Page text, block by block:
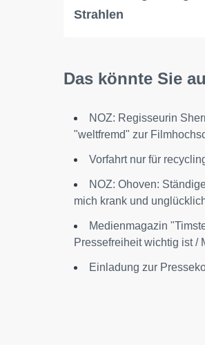
Strahlen
Das könnte Sie
NOZ: Regisseurin
"weltfremd" zur
Vorfahrt nur für
NOZ: Ohoven:
mich krank und
Medienmagazin
Pressefreiheit wichtig ist /
Einladung zur